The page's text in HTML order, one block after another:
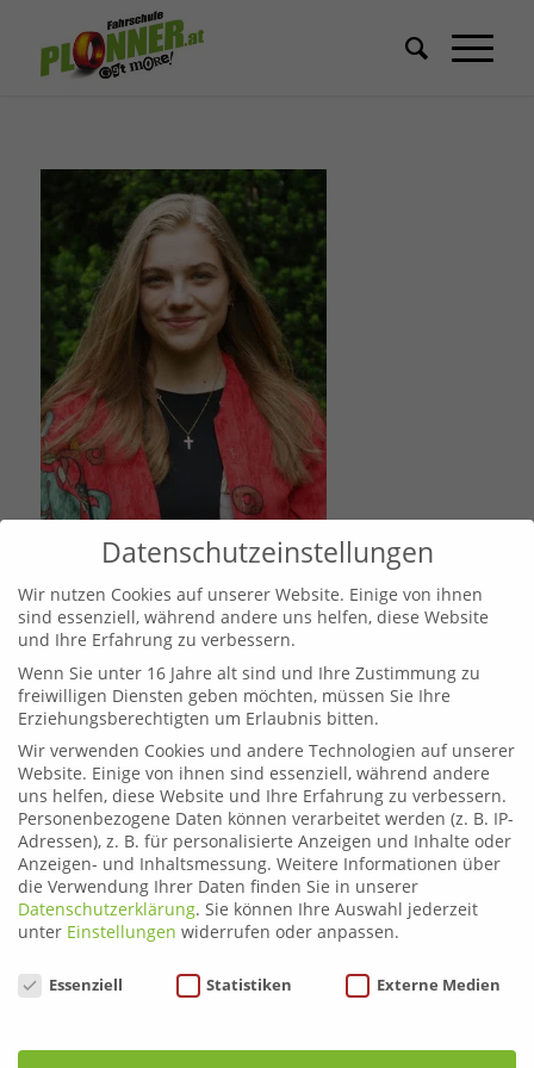
Leoben
Telefon: 03842 44254
Email:fahrschule.leoben@plonner.at
Liezen
Telefon:03612 21222
Email:fahrschule.liezen@plonner.at
Öffnungszeiten
Liezen: Montag bis Donnerstag: 9.00 – 12.00 und 13.00 –
Freitag: 9.00 – 12.00 und 13.00 – 15.00 Uhr
Datenschutzeinstellungen
Wir nutzen Cookies auf unserer Website. Einige von ihnen
sind essenziell, während andere uns helfen, diese Website
und Ihre Erfahrung zu verbessern.
Wenn Sie unter 16 Jahre alt sind und Ihre Zustimmung zu
freiwilligen Diensten geben möchten, müssen Sie Ihre
Erziehungsberechtigten um Erlaubnis bitten.
Wir verwenden Cookies und andere Technologien auf unserer
Website. Einige von ihnen sind essenziell, während andere
uns helfen, diese Website und Ihre Erfahrung zu verbessern.
Personenbezogene Daten können verarbeitet werden (z. B. IP-
Adressen), z. B. für personalisierte Anzeigen und Inhalte oder
Anzeigen- und Inhaltsmessung. Weitere Informationen über
die Verwendung Ihrer Daten finden Sie in unserer
Datenschutzerklärung. Sie können Ihre Auswahl jederzeit
unter Einstellungen widerrufen oder anpassen.
Datenschutzeinstellungen
Essenziell Statistiken Externe Medien